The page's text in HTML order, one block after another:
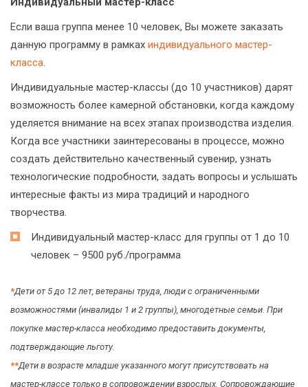
Если ваша группа менее 10 человек, Вы можете заказать
данную программу в рамках индивидуального мастер-
класса.
Индивидуальные мастер-классы (до 10 участников) дарят
возможность более камерной обстановки, когда каждому
уделяется внимание на всех этапах производства изделия.
Когда все участники заинтересованы в процессе, можно
создать действительно качественный сувенир, узнать
технологические подробности, задать вопросы и услышать
интересные факты из мира традиций и народного
творчества.
Индивидуальный мастер-класс для группы от 1 до 10
человек – 9500 руб./программа
*Дети от 5 до 12 лет, ветераны труда, люди с ограниченными
возможностями (инвалиды 1 и 2 группы), многодетные семьи. При
покупке мастер-класса необходимо предоставить документы,
подтверждающие льготу.
**Дети в возрасте младше указанного могут присутствовать на
мастер-классе только в сопровождении взрослых. Сопровождающие